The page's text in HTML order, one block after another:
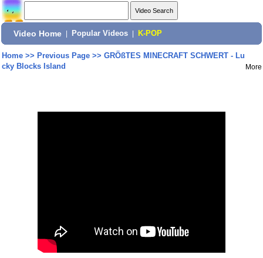
Video Home Popular Videos K-POP
Home>> Previous Page>> GRÖßTES MINECRAFT SCHWERT - Lu
cky Blocks Island
More